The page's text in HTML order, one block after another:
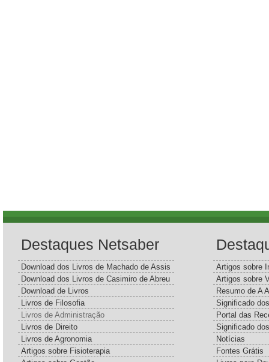
Destaques Netsaber
Download dos Livros de Machado de Assis
Download dos Livros de Casimiro de Abreu
Download de Livros
Livros de Filosofia
Livros de Administração
Livros de Direito
Livros de Agronomia
Artigos sobre Fisioterapia
Artigos sobre
Artigos sobre
Resumo de A
Significado
Portal das
Significado
Notícias
Fontes Grátis